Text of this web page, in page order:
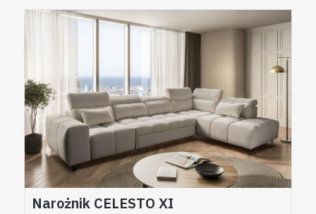
Narożnik CELESTO XI